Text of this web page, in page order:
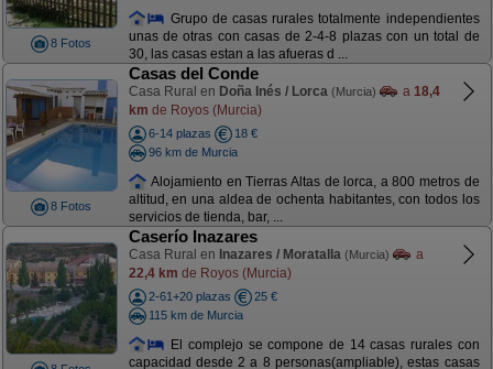
8 Fotos
Grupo de casas rurales totalmente independientes
unas de otras con casas de 2-4-8 plazas con un total de
30, las casas estan a las afueras d ...
8 Fotos
Casas del Conde
Casa Rural en Doña Inés / Lorca (Murcia) a 18,4
km de Royos (Murcia)
6-14 plazas
18 €
96 km de Murcia
Alojamiento en Tierras Altas de lorca, a 800 metros de
altitud, en una aldea de ochenta habitantes, con todos los
servicios de tienda, bar, ...
Caserío Inazares
Casa Rural en Inazares / Moratalla (Murcia)
a
22,4 km de Royos (Murcia)
2-61+20 plazas
25 €
115 km de Murcia
El complejo se compone de 14 casas rurales con
capacidad desde 2 a 8 personas(ampliable), estas casas